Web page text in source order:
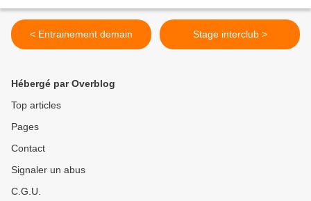
< Entrainement demain Stage interclub >
Hébergé par Overblog
Top articles
Pages
Contact
Signaler un abus
C.G.U.